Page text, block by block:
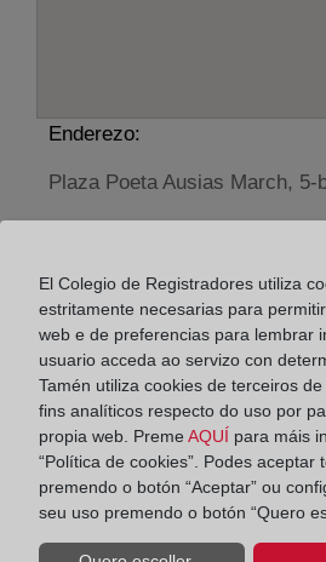
Enderezo:
Plaza Poeta Ausias March, 5-
De lunes a viernes de 09:00 a
Agosto: De lunes a viernes de
Los días 24 y 31 de
horas
Datos de contacto:
(96) 238 05 26
Datos del Registrador:
El Colegio de Registradores utiliza
estritamente necesarias para
web e de preferencias para lembrar
usuario acceda ao servizo con
Tamén utiliza cookies de terceiros
fins analíticos respecto do uso por
propia web. Preme AQUÍ para máis
“Política de cookies”. Podes aceptar
premendo o botón “Aceptar” ou
seu uso premendo o botón “Quero